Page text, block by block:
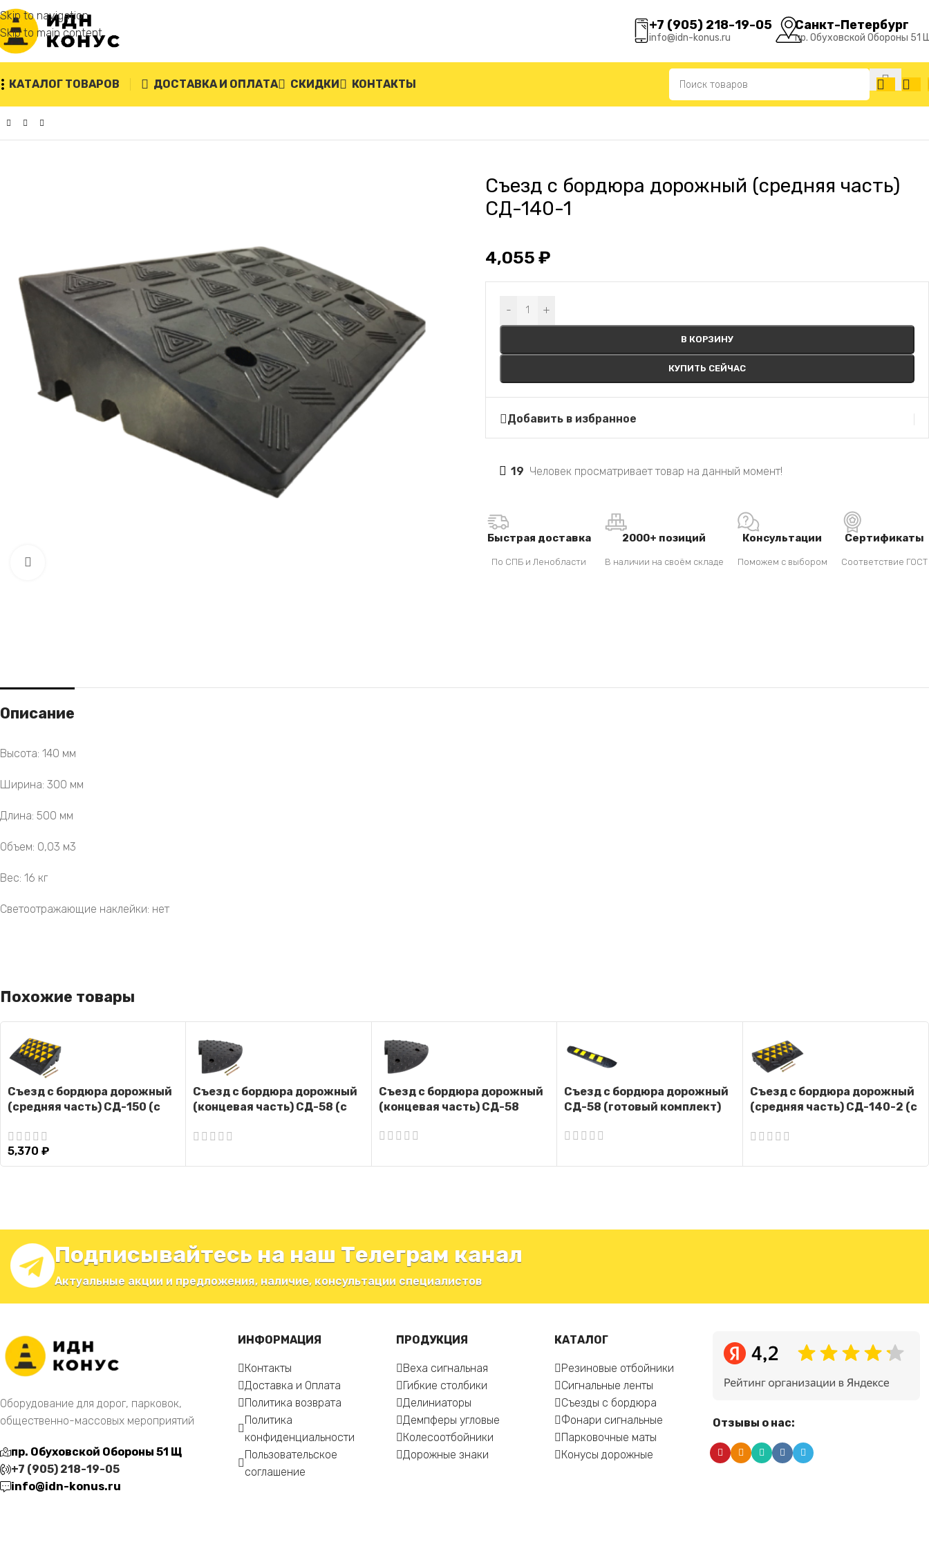
Skip to navigation
Skip to main content
+7 (905) 218-19-05
info@idn-konus.ru
Санкт-Петербург
пр. Обуховской Обороны 51
КАТАЛОГ ТОВАРОВ ДОСТАВКА И ОПЛАТА СКИДКИ
КОНТАКТЫ
Съезд с бордюра дорожный (средняя часть)
СД-140-1
4,055 ₽
- +
В КОРЗИНУ
КУПИТЬ СЕЙЧАС
Alternative:
Добавить в избранное
19 Человек просматривает товар на данный момент!
Быстрая доставка
По СПБ и Ленобласти
2000+ позиций
В наличии на своём складе
Консультации
Поможем с выбором
Сертификаты
Соответствие ГОСТ
Описание
Высота: 140 мм
Ширина: 300 мм
Длина: 500 мм
Объем: 0,03 м3
Вес: 16 кг
Светоотражающие наклейки: нет
Похожие товары
Съезд с бордюра дорожный
(средняя часть) СД-150 (с
5,370 ₽
Съезд с бордюра дорожный
(концевая часть) СД-58 (с
Съезд с бордюра дорожный
(концевая часть) СД-58
Съезд с бордюра дорожный
СД-58 (готовый комплект)
Съезд с бордюра дорожный
(средняя часть) СД-140-2 (с
Подписывайтесь на наш Телеграм канал
Актуальные акции и предложения, наличие, консультации специалистов
Оборудование для дорог, парковок,
общественно-массовых мероприятий
пр. Обуховской Обороны 51 Щ
+7 (905) 218-19-05
info@idn-konus.ru
ИНФОРМАЦИЯ
Контакты
Доставка и Оплата
Политика возврата
Политика
конфиденциальности
Пользовательское
соглашение
ПРОДУКЦИЯ
Веха сигнальная
Гибкие столбики
Делиниаторы
Демпферы угловые
Колесоотбойники
Дорожные знаки
КАТАЛОГ
Резиновые отбойники
Сигнальные ленты
Съезды с бордюра
Фонари сигнальные
Парковочные маты
Конусы дорожные
Отзывы о нас: